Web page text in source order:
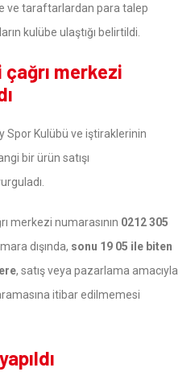
ve taraftarlardan para talep
kulübe ulaştığı belirtildi.
merkezi
Spor Kulübü ve iştiraklerinin
bir ürün satışı
merkezi numarasının 0212 305
dışında, sonu 19 05 ile biten
, satış veya pazarlama amacıyla
itibar edilmemesi